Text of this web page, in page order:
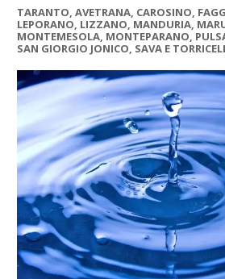
TARANTO, AVETRANA, CAROSINO,
LEPORANO, LIZZANO, MANDURIA,
MONTEMESOLA, MONTEPARANO,
SAN GIORGIO JONICO, SAVA E